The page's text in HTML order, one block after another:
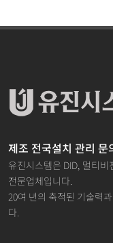
제조 전국설치 관리
유진시스템은 DID, 멀티
전문업체입니다.
20여 년의 축적된 기술력
다.